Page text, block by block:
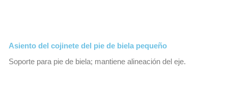
Asiento del cojinete del pie de biela pequeño
Soporte para pie de biela; mantiene alineación del eje.